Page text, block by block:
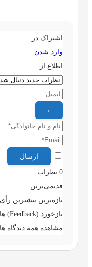
اشتراک در
وارد شدن
اطلاع از
0 نظرات
قدیمی‌ترین
تازه‌ترین بیشترین رأی
بازخورد (Feedback) های اینلاین
مشاهده همه دیدگاه ها